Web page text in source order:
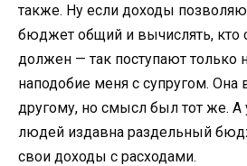
также. Ну если доходы
бюджет общий и вычислять, кто
должен — так поступают только
наподобие меня с супругом. Она
другому, но смысл был тот же.
людей издавна раздельный
свои доходы с расходами.